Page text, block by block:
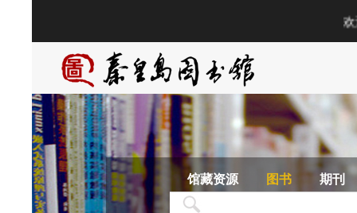
馆藏资源 图书 期刊